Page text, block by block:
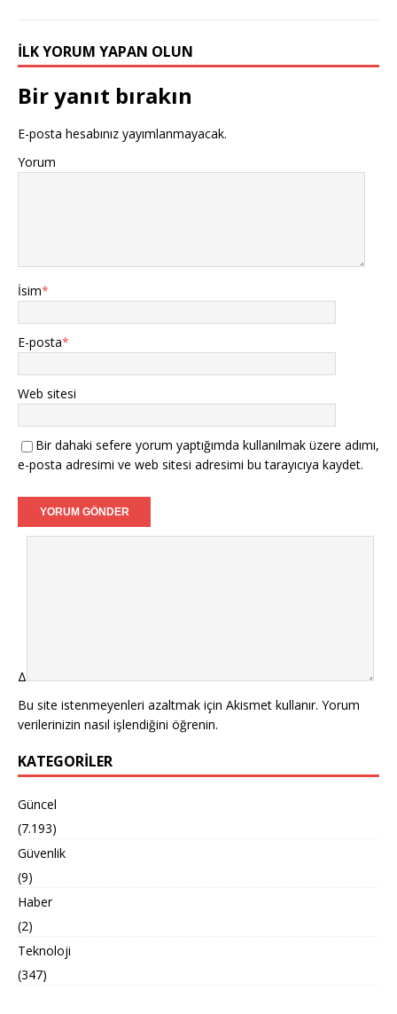
İLK YORUM YAPAN OLUN
Bir yanıt bırakın
E-posta hesabınız yayımlanmayacak.
Yorum
İsim*
E-posta*
Web sitesi
Bir dahaki sefere yorum yaptığımda kullanılmak üzere adımı,
e-posta adresimi ve web sitesi adresimi bu tarayıcıya kaydet.
Δ
Bu site istenmeyenleri azaltmak için Akismet kullanır. Yorum
verilerinizin nasıl işlendiğini öğrenin.
KATEGORILER
Güncel
(7.193)
Güvenlik
(9)
Haber
(2)
Teknoloji
(347)